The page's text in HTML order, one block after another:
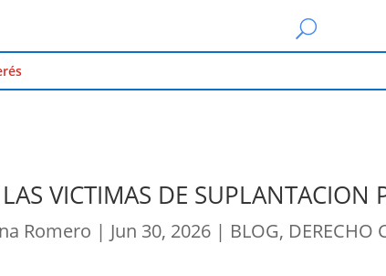
VICTIMAS DE SUPLANTACION
Romero | Jun 30, 2026 | BLOG, DERECHO